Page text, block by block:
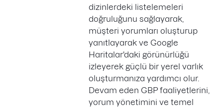
dizinlerdeki listelemeleri
doğruluğunu sağlayarak,
müşteri yorumları oluşturup
yanıtlayarak ve Google
Haritalar'daki görünürlüğü
izleyerek güçlü bir yerel varlık
oluşturmanıza yardımcı olur.
Devam eden GBP faaliyetlerini,
yorum yönetimini ve temel